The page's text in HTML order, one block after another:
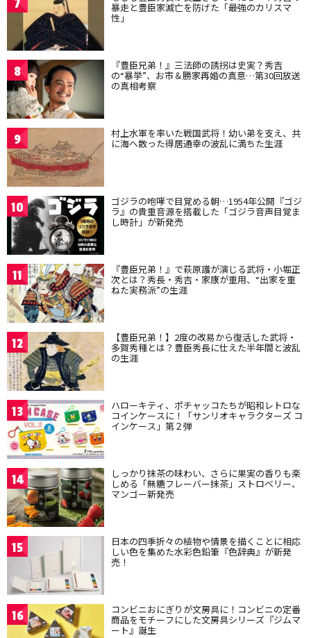
7 暴走と豊臣家滅亡を防げた「最強のカリスマ
性」
8 『豊臣兄弟！』三法師の誘拐は史実？秀吉
の“暴挙”、お市＆勝家再婚の真意…第30回放送
の真相考察
9 村上水軍を率いた戦国武将！幼い弟を支え、共
に海へ散った得居通幸の波乱に満ちた生涯
10 ゴジラの咆哮で目覚める朝…1954年公開『ゴジ
ラ』の貴重音源を搭載した「ゴジラ音声目覚ま
し時計」が新発売
11 『豊臣兄弟！』で萩原護が演じる武将・小堀正
次とは？秀長・秀吉・家康が重用、“出家を重
ねた実務派”の生涯
12 【豊臣兄弟！】2度の改易から復活した武将・
多賀秀種とは？豊臣秀長に仕えた半年間と波乱
の生涯
13 ハローキティ、ポチャッコたちが昭和レトロな
コインケースに！「サンリオキャラクターズ コ
インケース」第２弾
14 しっかり抹茶の味わい、さらに果実の香りも楽
しめる「無糖フレーバー抹茶」ストロベリー、
マンゴー新発売
15 日本の四季折々の植物や情景を描くことに相応
しい色を集めた水彩色鉛筆『色辞典』が新発
売！
16 コンビニおにぎりが文房具に！コンビニの定番
商品をモチーフにした文房具シリーズ『ジムマ
ート』誕生